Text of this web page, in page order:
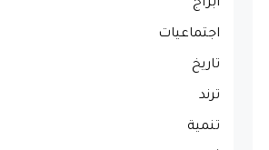
ابراج
اجتماعيات
تاريخ
ترند
تنمية